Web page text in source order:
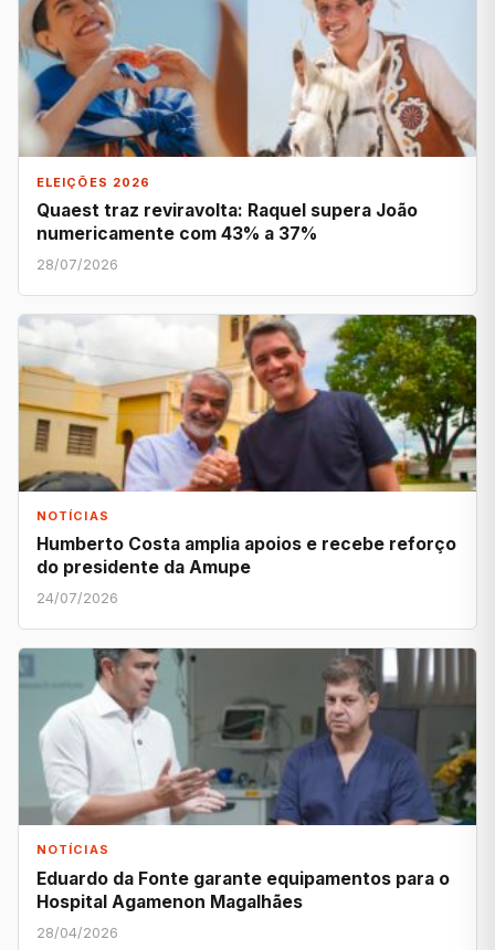
ELEIÇÕES 2026
Quaest traz reviravolta: Raquel supera João
numericamente com 43% a 37%
28/07/2026
NOTÍCIAS
Humberto Costa amplia apoios e recebe reforço
do presidente da Amupe
24/07/2026
NOTÍCIAS
Eduardo da Fonte garante equipamentos para o
Hospital Agamenon Magalhães
28/04/2026